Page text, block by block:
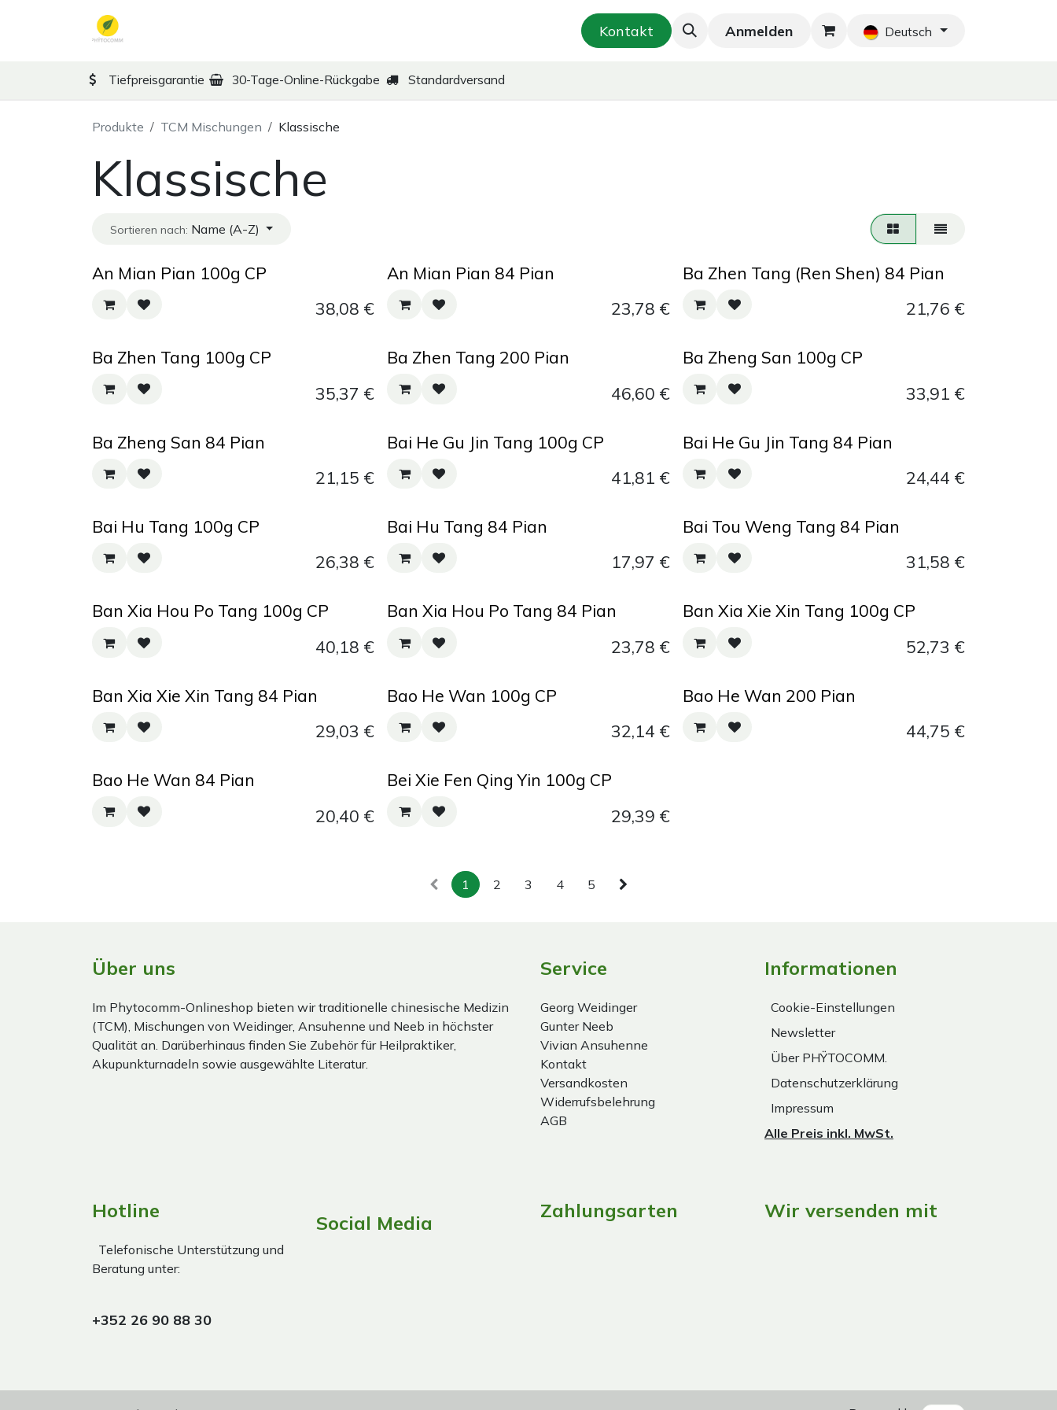
Kräuter-Zubereitungen Neu! Blog Home Shop
Kontakt Anmelden Deutsch
Tiefpreisgarantie 30-Tage-Online-Rückgabe Standardversand
Produkte TCM Mischungen Klassische
Klassische
Sortieren nach: Name (A-Z)
An Mian Pian 100g CP
38,08 €
An Mian Pian 84 Pian
23,78 €
Ba Zhen Tang (Ren Shen) 84 Pian
21,76 €
Ba Zhen Tang 100g CP
35,37 €
Ba Zhen Tang 200 Pian
46,60 €
Ba Zheng San 100g CP
33,91 €
Ba Zheng San 84 Pian
21,15 €
Bai He Gu Jin Tang 100g CP
41,81 €
Bai He Gu Jin Tang 84 Pian
24,44 €
Bai Hu Tang 100g CP
26,38 €
Bai Hu Tang 84 Pian
17,97 €
Bai Tou Weng Tang 84 Pian
31,58 €
Ban Xia Hou Po Tang 100g CP
40,18 €
Ban Xia Hou Po Tang 84 Pian
23,78 €
Ban Xia Xie Xin Tang 100g CP
52,73 €
Ban Xia Xie Xin Tang 84 Pian
29,03 €
Bao He Wan 100g CP
32,14 €
Bao He Wan 200 Pian
44,75 €
Bao He Wan 84 Pian
20,40 €
Bei Xie Fen Qing Yin 100g CP
29,39 €
1 2 3 4 5
Über uns
Im Phytocomm-Onlineshop bieten wir traditionelle chinesische Medizin
(TCM), Mischungen von Weidinger, Ansuhenne und Neeb in höchster
Qualität an. Darüberhinaus finden Sie Zubehör für Heilpraktiker,
Akupunkturnadeln sowie ausgewählte Literatur.
Service
Georg Weidinger
Gunter Neeb
Vivian Ansuhenne
Kontakt
Versandkosten
Widerrufsbelehrung
AGB
Informationen
Cookie-Einstellungen
Newsletter
Über PHŸTOCOMM.
Datenschutzerklärung
Impressum
Alle Preis inkl. MwSt.
Hotline
Telefonische Unterstützung und
Beratung unter:
+352 26 90 88 30
Social Media
Zahlungsarten Wir versenden mit